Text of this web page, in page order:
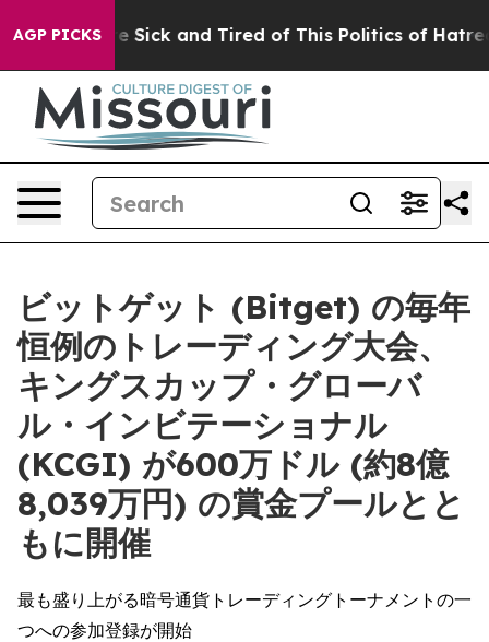
AGP PICKS
Are Sick and Tired of This Politics of Hatred”
ビットゲット (Bitget) の毎年
恒例のトレーディング大会、
キングスカップ・グローバ
ル・インビテーショナル
(KCGI) が600万ドル (約8億
8,039万円) の賞金プールとと
もに開催
最も盛り上がる暗号通貨トレーディングトーナメントの一
つへの参加登録が開始